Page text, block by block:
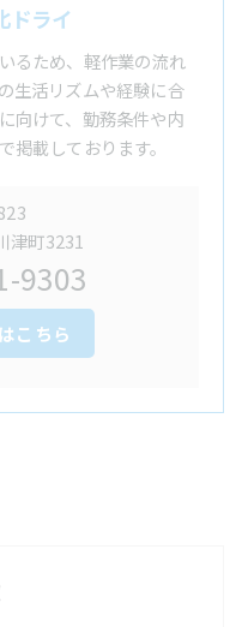
ドライ
るため、軽作業の流れ
生活リズムや経験に合
向けて、勤務条件や内
掲載しております。
津町3231
9303
こちら